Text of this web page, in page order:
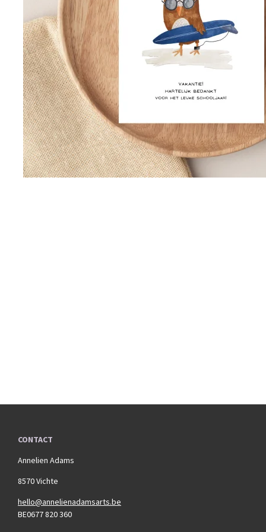
CONTACT
Annelien Adams
8570 Vichte
hello@annelienadamsarts.be
BE0677 820 360